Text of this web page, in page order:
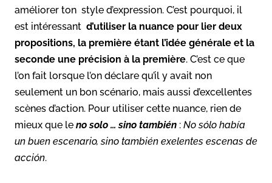
améliorer ton style d’expression. C’est pourquoi, il
est intéressant d’utiliser la nuance pour lier deux
propositions, la première étant l’idée générale et la
seconde une précision à la première. C’est ce que
l’on fait lorsque l’on déclare qu’il y avait non
seulement un bon scénario, mais aussi d’excellentes
scènes d’action. Pour utiliser cette nuance, rien de
mieux que le no solo … sino también : No sólo había
un buen escenario, sino también exelentes escenas de
acción.